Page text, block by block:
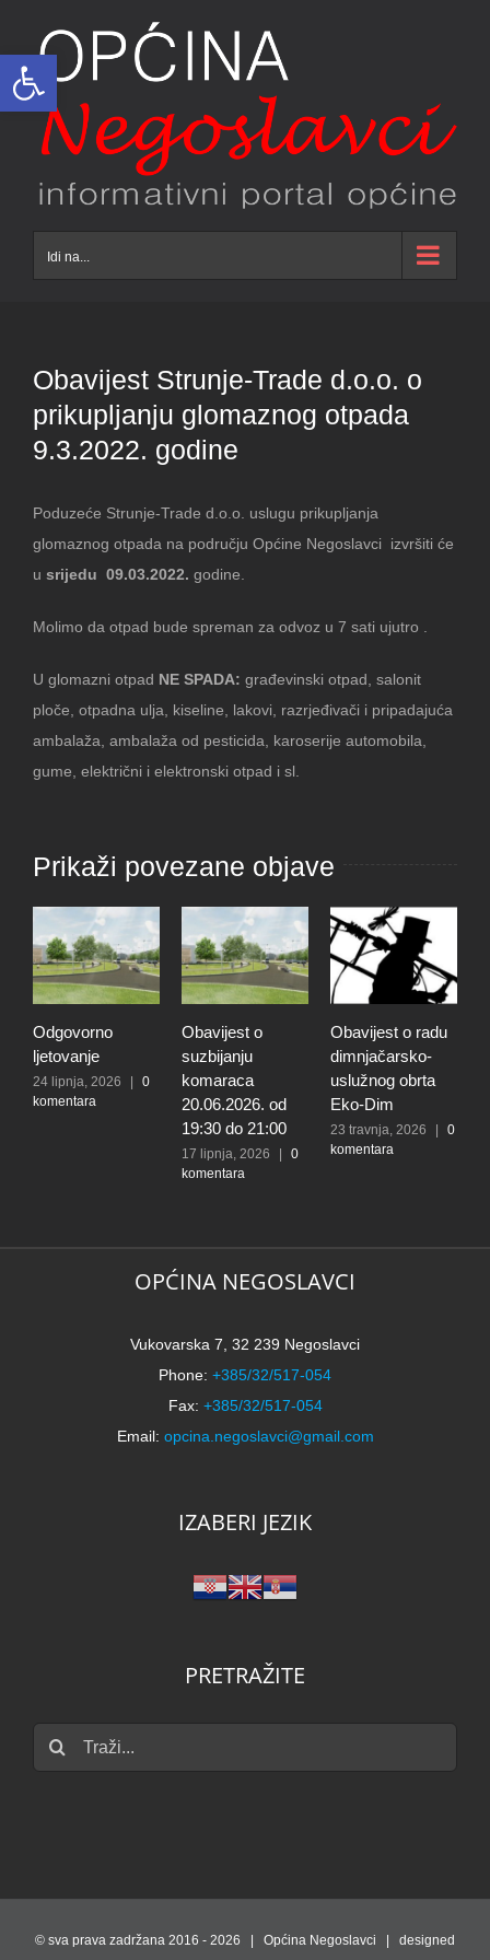
Open toolbar
content
Idi na...
Obavijest Strunje-Trade d.o.o. o
prikupljanju glomaznog otpada
9.3.2022. godine
Poduzeće Strunje-Trade d.o.o. uslugu prikupljanja
glomaznog otpada na području Općine Negoslavci izvršiti će
u srijedu 09.03.2022. godine.
Molimo da otpad bude spreman za odvoz u 7 sati ujutro .
U glomazni otpad NE SPADA: građevinski otpad, salonit
ploče, otpadna ulja, kiseline, lakovi, razrjeđivači i pripadajuća
ambalaža, ambalaža od pesticida, karoserije automobila,
gume, električni i elektronski otpad i sl.
Prikaži povezane objave
Odgovorno
ljetovanje
24 lipnja, 2026
0
komentara
Obavijest o
suzbijanju
komaraca
20.06.2026. od
19:30 do 21:00
17 lipnja, 2026
0
komentara
Obavijest o radu
dimnjačarsko-
uslužnog obrta
Eko-Dim
23 travnja, 2026
0
komentara
OPĆINA NEGOSLAVCI
Vukovarska 7, 32 239 Negoslavci
Phone: +385/32/517-054
Fax: +385/32/517-054
Email: opcina.negoslavci@gmail.com
IZABERI JEZIK
PRETRAŽITE
Traži...
© sva prava zadržana 2016 - 2026 | Općina Negoslavci | designed